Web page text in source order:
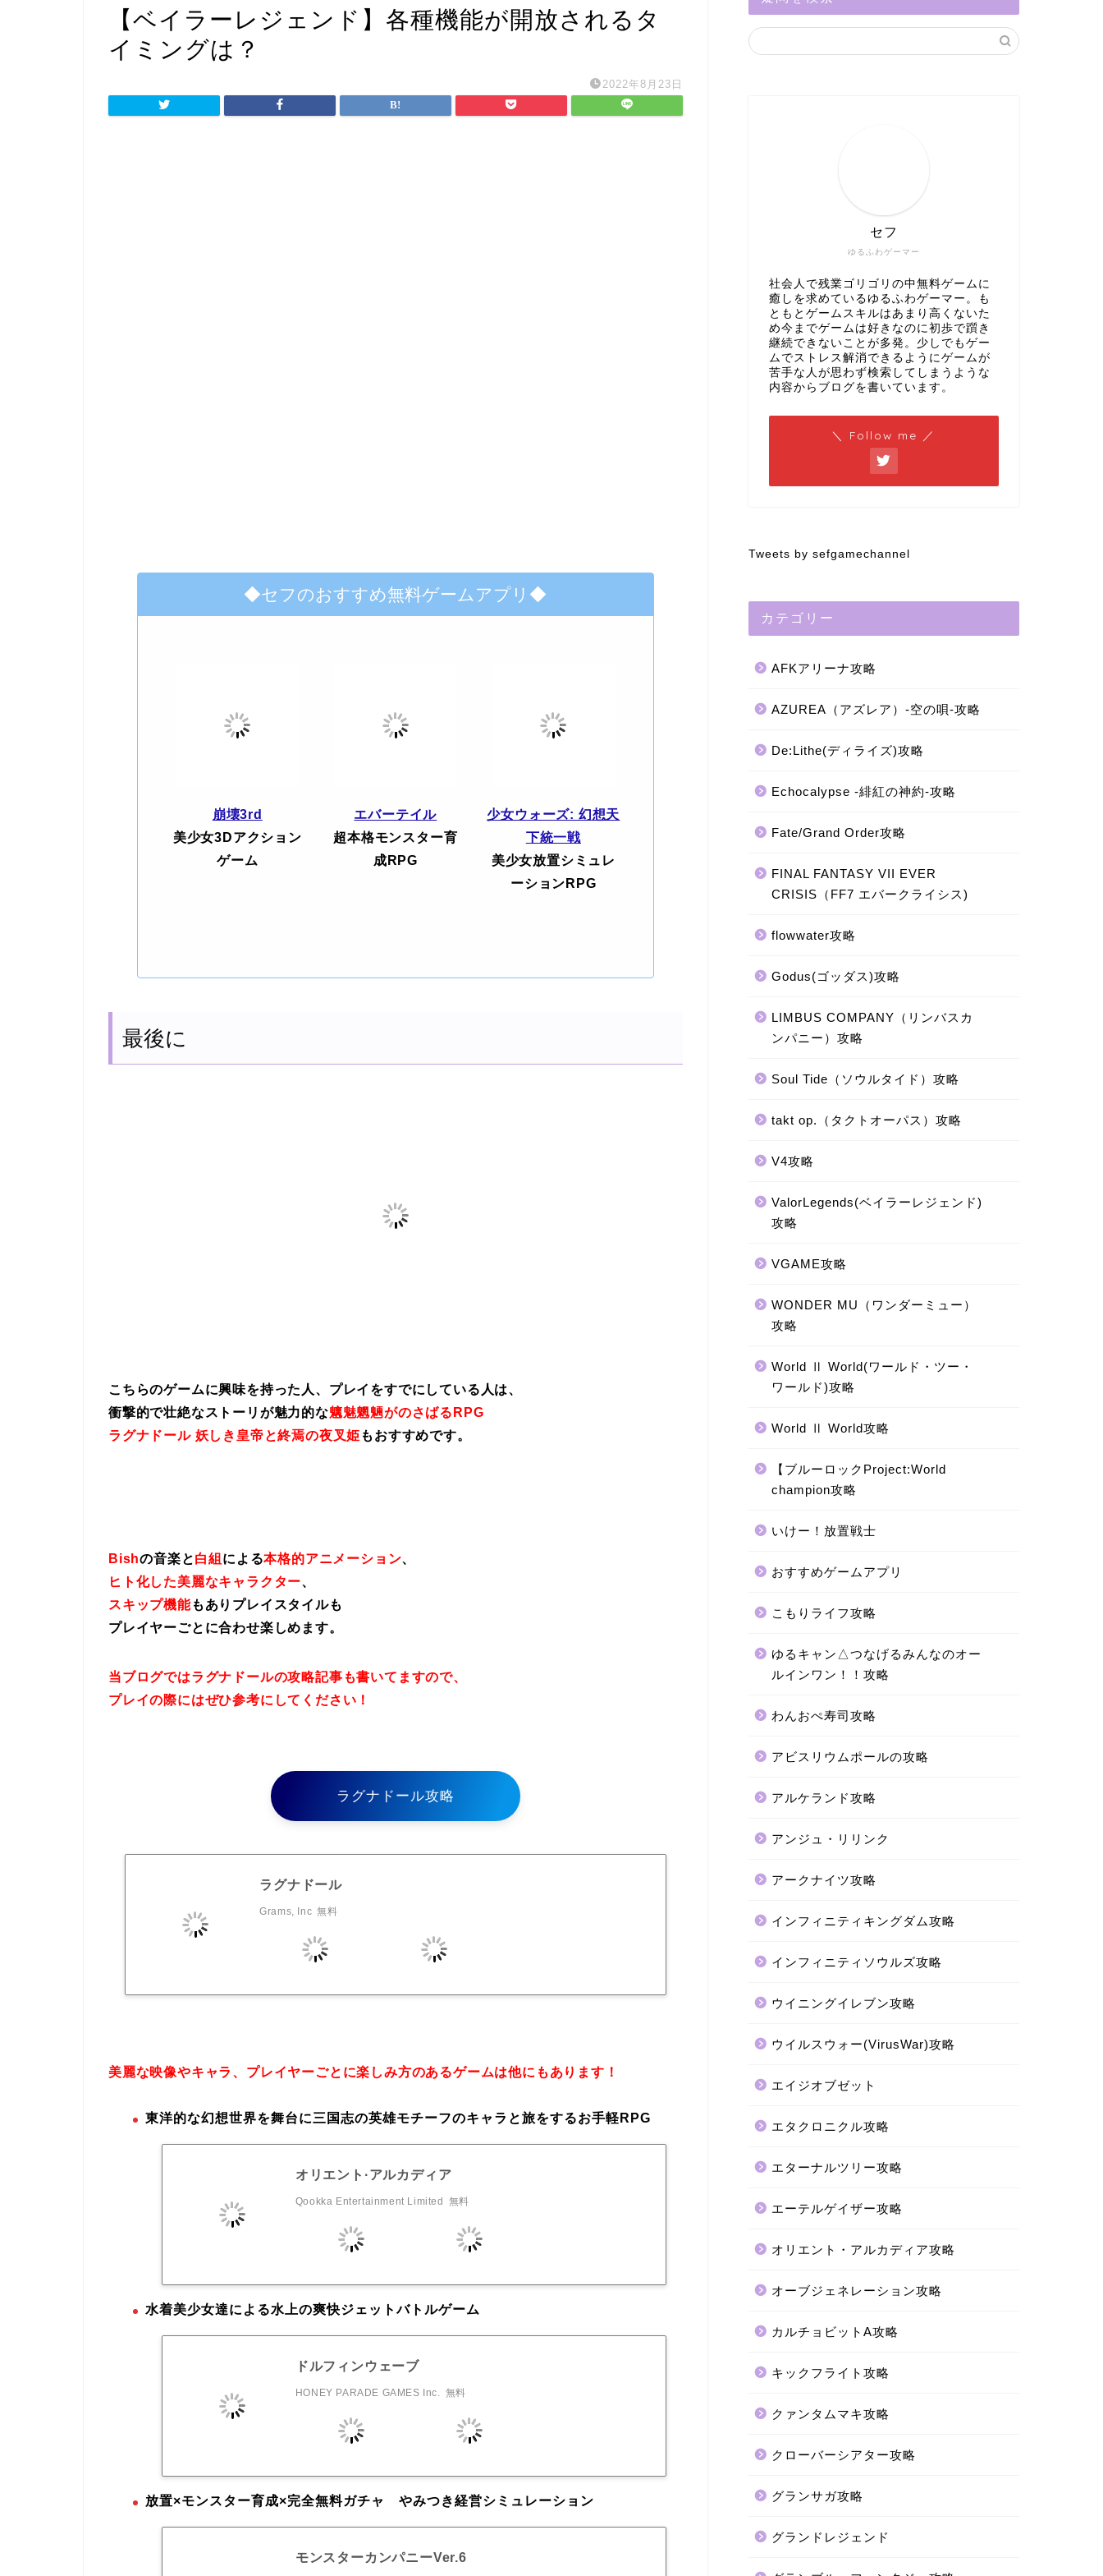
【ベイラーレジェンド】各種機能が開放されるタ
イミングは？
2022年8月23日
◆セフのおすすめ無料ゲームアプリ◆
崩壊3rd
美少女3Dアクション
ゲーム
エバーテイル
超本格モンスター育
成RPG
少女ウォーズ: 幻想天
下統一戦
美少女放置シミュレ
ーションRPG
最後に
こちらのゲームに興味を持った人、プレイをすでにしている人は、
衝撃的で壮絶なストーリが魅力的な魑魅魍魎がのさばるRPG
ラグナドール 妖しき皇帝と終焉の夜叉姫 もおすすめです。
Bishの音楽と白組 による本格的アニメーション、
ヒト化した美麗なキャラクター、
スキップ機能もありプレイスタイルも
プレイヤーごとに合わせ楽しめます。
当ブログではラグナドールの攻略記事も書いてますので、
プレイの際にはぜひ参考にしてください！
ラグナドール攻略
ラグナドール
Grams, Inc 無料
美麗な映像やキャラ、プレイヤーごとに楽しみ方のあるゲームは他にもあります！
東洋的な幻想世界を舞台に三国志の英雄モチーフのキャラと旅をするお手軽RPG
オリエント·アルカディア
Qookka Entertainment Limited 無料
水着美少女達による水上の爽快ジェットバトルゲーム
ドルフィンウェーブ
HONEY PARADE GAMES Inc. 無料
放置×モンスター育成×完全無料ガチャ やみつき経営シミュレーション
モンスターカンパニーVer.6
ゆるふわゲーマー
セフ
社会人で残業ゴリゴリの中無料ゲームに
癒しを求めているゆるふわゲーマー。も
ともとゲームスキルはあまり高くないた
め今までゲームは好きなのに初歩で躓き
継続できないことが多発。少しでもゲー
ムでストレス解消できるようにゲームが
苦手な人が思わず検索してしまうような
内容からブログを書いています。
＼ Follow me ／
Tweets by sefgamechannel
カテゴリー
AFKアリーナ攻略
AZUREA（アズレア）-空の唄-攻略
De:Lithe(ディライズ)攻略
Echocalypse -緋紅の神約-攻略
Fate/Grand Order攻略
FINAL FANTASY VII EVER
CRISIS（FF7 エバークライシス)
flowwater攻略
Godus(ゴッダス)攻略
LIMBUS COMPANY（リンバスカ
ンパニー）攻略
Soul Tide（ソウルタイド）攻略
takt op.（タクトオーパス）攻略
V4攻略
ValorLegends(ベイラーレジェンド)
攻略
VGAME攻略
WONDER MU（ワンダーミュー）
攻略
World Ⅱ World(ワールド・ツー・
ワールド)攻略
World Ⅱ World攻略
【ブルーロックProject:World
champion攻略
いけー！放置戦士
おすすめゲームアプリ
こもりライフ攻略
ゆるキャン△つなげるみんなのオー
ルインワン！！攻略
わんおぺ寿司攻略
アビスリウムポールの攻略
アルケランド攻略
アンジュ・リリンク
アークナイツ攻略
インフィニティキングダム攻略
インフィニティソウルズ攻略
ウイニングイレブン攻略
ウイルスウォー(VirusWar)攻略
エイジオブゼット
エタクロニクル攻略
エターナルツリー攻略
エーテルゲイザー攻略
オリエント・アルカディア攻略
オーブジェネレーション攻略
カルチョビットA攻略
キックフライト攻略
クァンタムマキ攻略
クローバーシアター攻略
グランサガ攻略
グランドレジェンド